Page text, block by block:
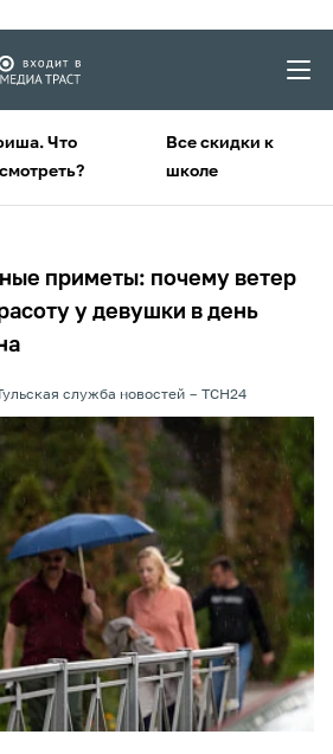
Что
Все скидки к
школе
приметы: почему ветер
у девушки в день
служба новостей ТСН24